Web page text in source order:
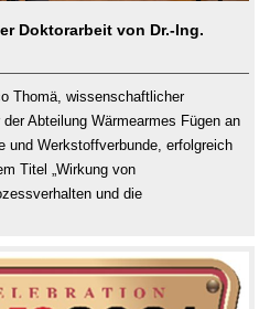
Doktorarbeit von Dr.-Ing.
Thomä, wissenschaftlicher
Abteilung Wärmearmes Fügen an
und Werkstoffverbunde, erfolgreich
Titel „Wirkung von
und die